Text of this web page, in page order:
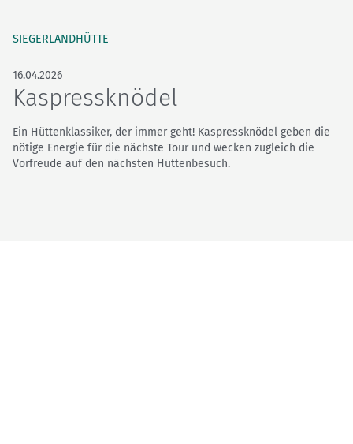
SIEGERLANDHÜTTE
16.04.2026
Kaspressknödel
Ein Hüttenklassiker, der immer geht! Kaspressknödel geben die
nötige Energie für die nächste Tour und wecken zugleich die
Vorfreude auf den nächsten Hüttenbesuch.